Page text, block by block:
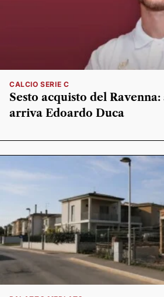
CALCIO SERIE C
Sesto acquisto del
arriva Edoardo Duca